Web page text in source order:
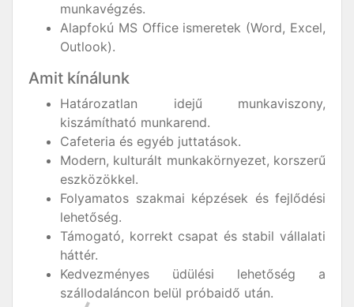
munkavégzés.
Alapfokú MS Office ismeretek (Word, Excel,
Outlook).
Amit kínálunk
Határozatlan idejű munkaviszony,
kiszámítható munkarend.
Cafeteria és egyéb juttatások.
Modern, kulturált munkakörnyezet, korszerű
eszközökkel.
Folyamatos szakmai képzések és fejlődési
lehetőség.
Támogató, korrekt csapat és stabil vállalati
háttér.
Kedvezményes üdülési lehetőség a
szállodaláncon belül próbaidő után.